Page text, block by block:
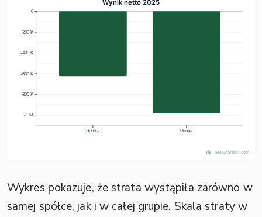
Wykres pokazuje, że strata wystąpiła zarówno w
samej spółce, jak i w całej grupie. Skala straty w